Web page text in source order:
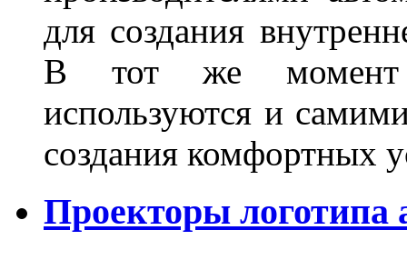
для создания
В тот же момент
используются и
создания комфортных
Проекторы логотипа